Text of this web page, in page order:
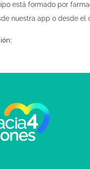
está formado por
nuestra app o desde el